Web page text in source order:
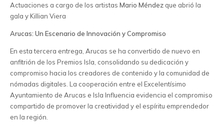
Actuaciones a cargo de los artistas Mario Méndez que abrió la
gala y Killian Viera
Arucas: Un Escenario de Innovación y Compromiso
En esta tercera entrega, Arucas se ha convertido de nuevo en
anfitrión de los Premios Isla, consolidando su dedicación y
compromiso hacia los creadores de contenido y la comunidad de
nómadas digitales. La cooperación entre el Excelentísimo
Ayuntamiento de Arucas e Isla Influencia evidencia el compromiso
compartido de promover la creatividad y el espíritu emprendedor
en la región.